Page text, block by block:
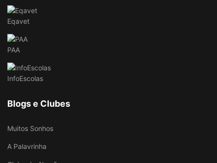
Eqavet
PAA
InfoEscolas
Blogs e Clubes
Muitos Sonhos
A Palavrinha